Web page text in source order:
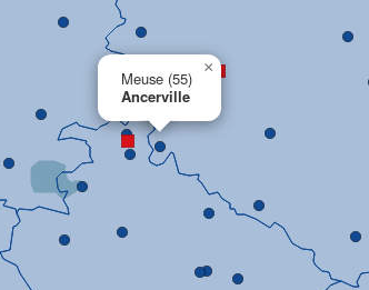
Meuse (55)
Ancerville
×